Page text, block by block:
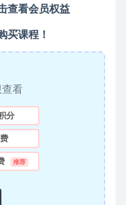
查看会员权益
买课程！
查看
分
推荐